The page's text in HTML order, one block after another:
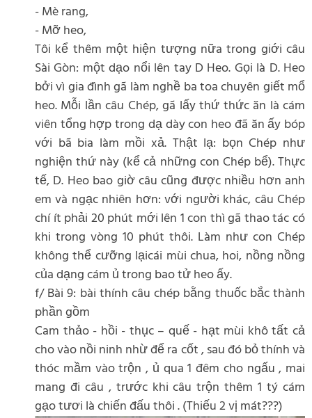
- Mè rang,
- Mỡ heo,
Tôi kể thêm một hiện tượng nữa trong giới câu
Sài Gòn: một dạo nổi lên tay D Heo. Gọi là D. Heo
bởi vì gia đình gã làm nghề ba toa chuyên giết mổ
heo. Mỗi lần câu Chép, gã lấy thứ thức ăn là cám
viên tổng hợp trong dạ dày con heo đã ăn ấy bóp
với bã bia làm mồi xả. Thật lạ: bọn Chép như
nghiện thứ này (kể cả những con Chép bể). Thực
tế, D. Heo bao giờ câu cũng được nhiều hơn anh
em và ngạc nhiên hơn: với người khác, câu Chép
chí ít phải 20 phút mới lên 1 con thì gã thao tác có
khi trong vòng 10 phút thôi. Làm như con Chép
không thể cưỡng lạicái mùi chua, hoi, nồng nồng
của dạng cám ủ trong bao tử heo ấy.
f/ Bài 9: bài thính câu chép bằng thuốc bắc thành
phần gồm
Cam thảo - hồi - thục – quế - hạt mùi khô tất cả
cho vào nồi ninh nhừ để ra cốt , sau đó bỏ thính và
thóc mầm vào trộn , ủ qua 1 đêm cho ngấu , mai
mang đi câu , trước khi câu trộn thêm 1 tý cám
gạo tươi là chiến đấu thôi . (Thiếu 2 vị mát???)